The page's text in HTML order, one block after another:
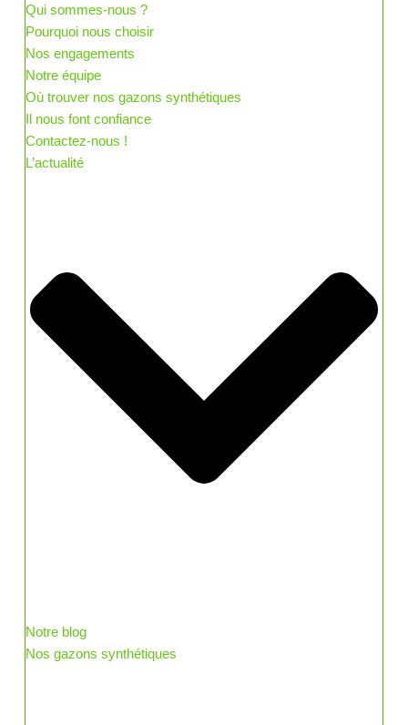
Qui sommes-nous ?
Pourquoi nous choisir
Nos engagements
Notre équipe
Où trouver nos gazons synthétiques
Il nous font confiance
Contactez-nous !
L’actualité
Notre blog
Nos gazons synthétiques